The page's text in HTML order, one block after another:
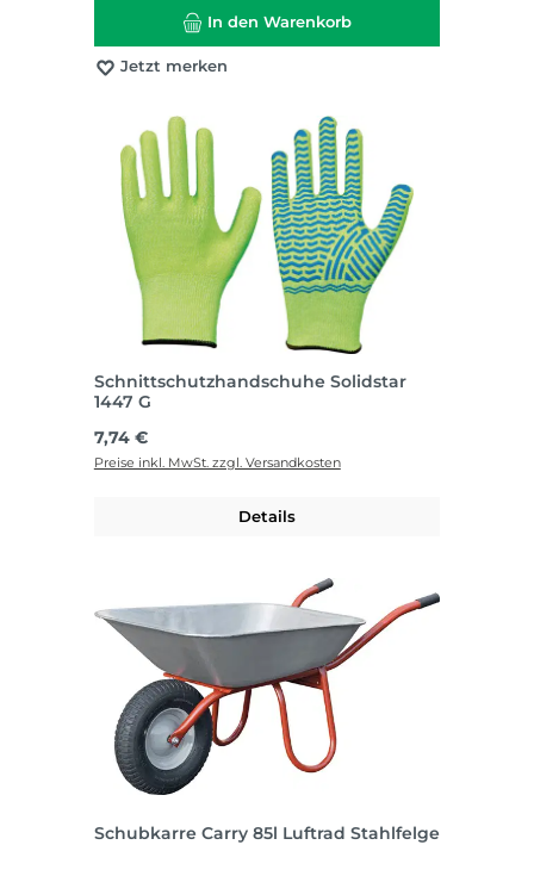
In den Warenkorb
Jetzt merken
Schnittschutzhandschuhe Solidstar
1447 G
Regulärer Preis:
7,74 €
Preise inkl. MwSt. zzgl. Versandkosten
Details
Schubkarre Carry 85l Luftrad Stahlfelge